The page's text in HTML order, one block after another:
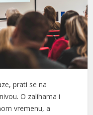
prati se na
O zalihama i
vremenu, a